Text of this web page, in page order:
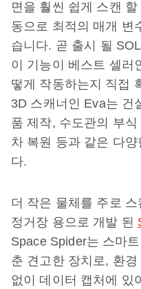
면을 훨씬 쉽게 스캔
동으로 최적의 매개 변
습니다. 곧 출시 될
이 기능이 베스트 셀러
떻게 작동하는지 직접
3D 스캐너인 Eva는 건
품 제작, 수도관의 부
차 복원 등과 같은 다
다.
더 작은 물체를 주로
정거장 용으로 개발 된
Space Spider는 스마
춘 견고한 장치로, 환경
없이 데이터 캡처에 있